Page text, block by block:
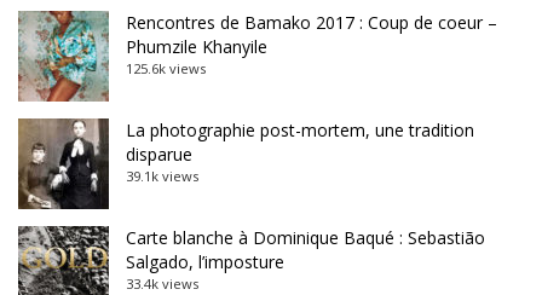
Rencontres de Bamako 2017 : Coup de coeur –
Phumzile Khanyile
125.6k views
La photographie post-mortem, une tradition
disparue
39.1k views
Carte blanche à Dominique Baqué : Sebastião
Salgado, l’imposture
33.4k views